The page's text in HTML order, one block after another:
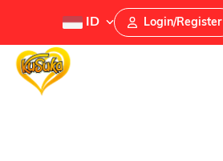
ID Login/Register